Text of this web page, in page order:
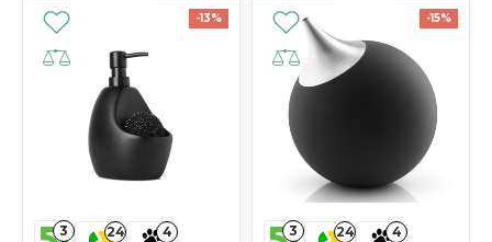
Об'єм, л
0,5
Матеріал
Пластик
Колір
3 24 4
-13%
3 24 4
-15%